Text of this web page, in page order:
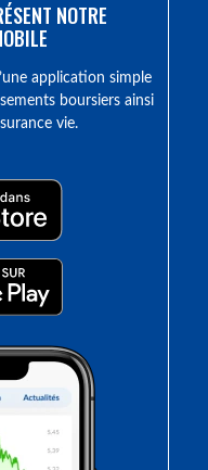
NOTRE
application simple
boursiers ainsi
vie.